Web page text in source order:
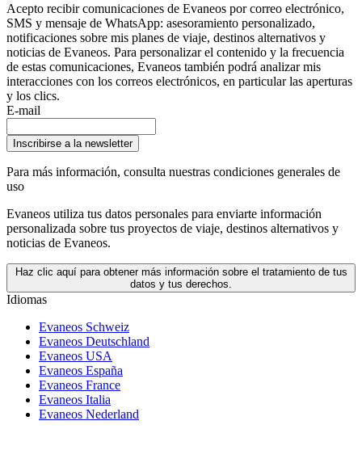
Acepto recibir comunicaciones de Evaneos por correo electrónico,
SMS y mensaje de WhatsApp: asesoramiento personalizado,
notificaciones sobre mis planes de viaje, destinos alternativos y
noticias de Evaneos. Para personalizar el contenido y la frecuencia
de estas comunicaciones, Evaneos también podrá analizar mis
interacciones con los correos electrónicos, en particular las aperturas
y los clics.
E-mail
Inscribirse a la newsletter
Para más información, consulta nuestras condiciones generales de
uso
Evaneos utiliza tus datos personales para enviarte información
personalizada sobre tus proyectos de viaje, destinos alternativos y
noticias de Evaneos.
Haz clic aquí para obtener más información sobre el tratamiento de tus
datos y tus derechos.
Idiomas
Evaneos Schweiz
Evaneos Deutschland
Evaneos USA
Evaneos España
Evaneos France
Evaneos Italia
Evaneos Nederland